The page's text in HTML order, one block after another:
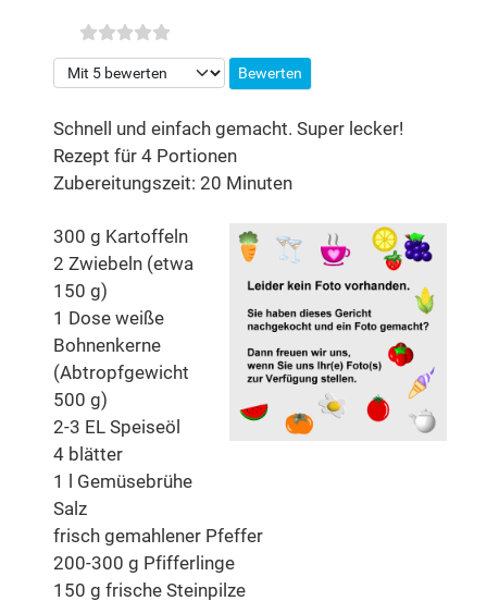
Bitte bewerten
Schnell und einfach gemacht. Super lecker!
Rezept für 4 Portionen
Zubereitungszeit: 20 Minuten
300 g Kartoffeln
2 Zwiebeln (etwa
150 g)
1 Dose weiße
Bohnenkerne
(Abtropfgewicht
500 g)
2-3 EL Speiseöl
4 blätter
1 l Gemüsebrühe
Salz
frisch gemahlener Pfeffer
200-300 g Pfifferlinge
150 g frische Steinpilze